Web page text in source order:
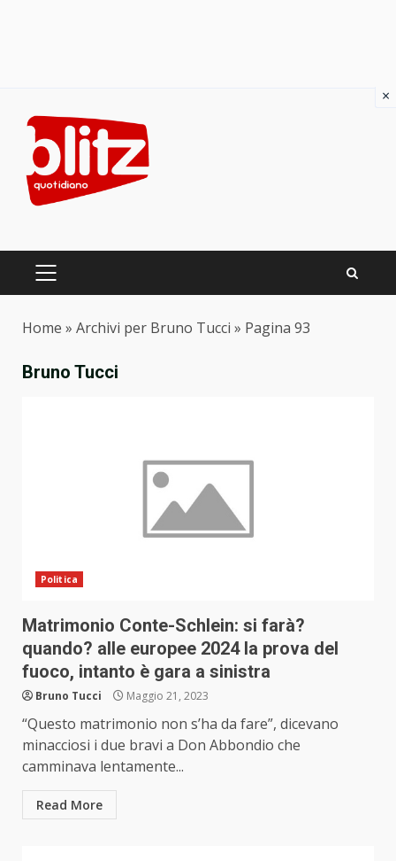
content
PRIMARY
Home » Archivi per Bruno Tucci » Pagina 93
Bruno Tucci
Politica
Matrimonio Conte-Schlein: si farà?
quando? alle europee 2024 la prova del
fuoco, intanto è gara a sinistra
Bruno Tucci Maggio 21, 2023
“Questo matrimonio non s’ha da fare”, dicevano
minacciosi i due bravi a Don Abbondio che
camminava lentamente...
Read More
×